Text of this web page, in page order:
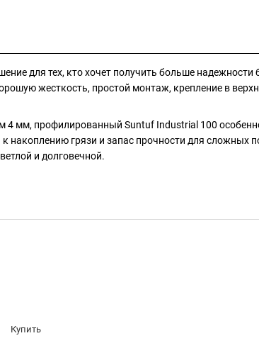
для тех, кто хочет получить больше надежности
жесткость, простой монтаж, крепление в
мм, профилированный Suntuf Industrial 100
накоплению грязи и запас прочности для сложных
и долговечной.